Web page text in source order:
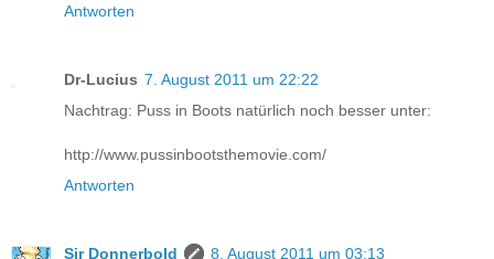
Antworten
Dr-Lucius 7. August 2011 um 22:22
Nachtrag: Puss in Boots natürlich noch besser unter:
http://www.pussinbootsthemovie.com/
Antworten
Sir Donnerbold 8. August 2011 um 03:13